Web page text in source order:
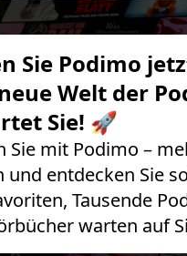
Sie Podimo
Welt der
Sie! 🚀
Sie mit Podimo –
und entdecken Sie
Tausende
warten auf